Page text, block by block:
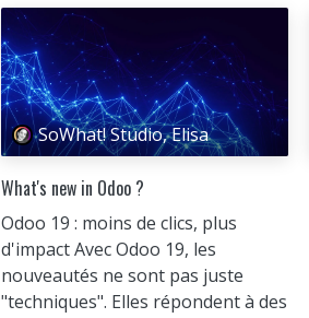
SoWhat! Studio, Elisa
What's new in Odoo ?
Odoo 19 : moins de clics, plus
d'impact Avec Odoo 19, les
nouveautés ne sont pas juste
"techniques". Elles répondent à des